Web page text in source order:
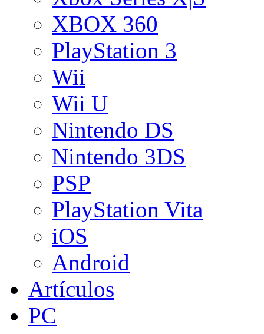
XBOX 360
PlayStation 3
Wii
Wii U
Nintendo DS
Nintendo 3DS
PSP
PlayStation Vita
iOS
Android
Artículos
PC